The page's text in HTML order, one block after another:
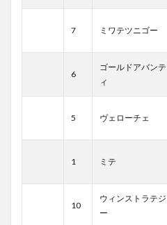
7 ミワテツニゴー
6
ゴールドアバンテ
ィ
5 ヴェローチェ
1 ミテ
10
ウィンストラテジ
ー